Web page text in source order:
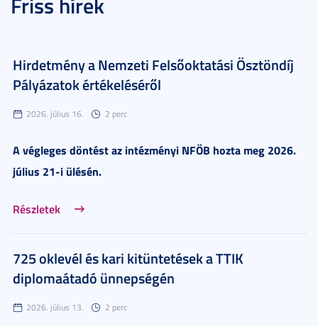
Hirdetmény a Nemzeti Felsőoktatási Ösztöndíj
Pályázatok értékeléséről
2026. július 16. 2 perc
A végleges döntést az intézményi NFÖB hozta meg 2026.
július 21-i ülésén.
Részletek
725 oklevél és kari kitüntetések a TTIK
diplomaátadó ünnepségén
2026. július 13. 2 perc